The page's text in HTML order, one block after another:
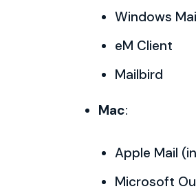
Windows
eM Client
Mailbird
Mac:
Apple Mail
Microsoft